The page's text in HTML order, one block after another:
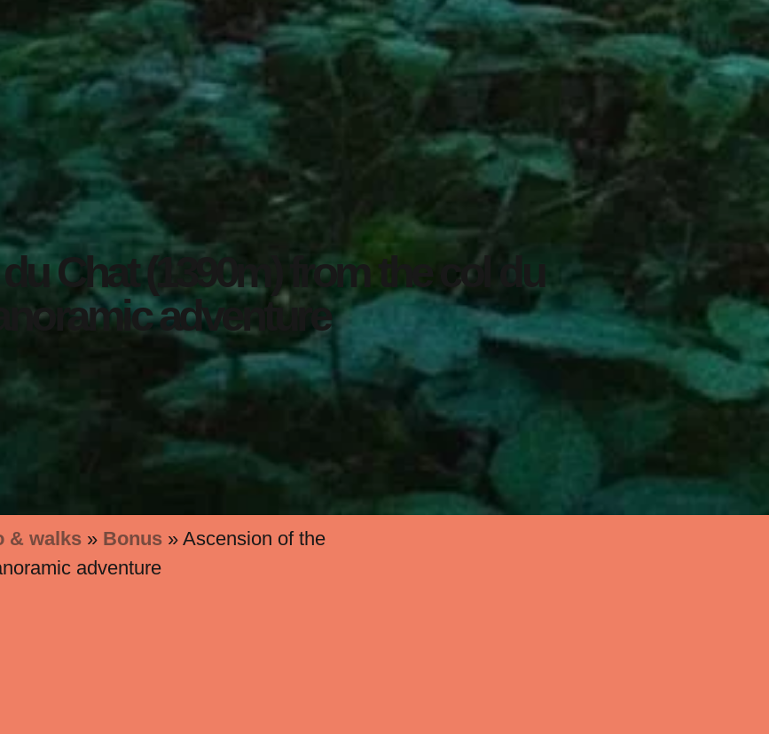
Chat (1390m) from the col du
adventure
& walks » Bonus » Ascension of the
adventure